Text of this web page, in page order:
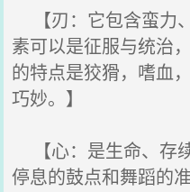
【刃：它包含蛮力
素可以是征服与统治
的特点是狡猾，嗜血
巧妙。】
【心：是生命、存
停息的鼓点和舞蹈的